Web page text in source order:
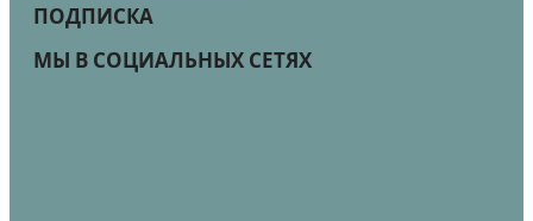
ПОДПИСКА
МЫ В СОЦИАЛЬНЫХ СЕТЯХ